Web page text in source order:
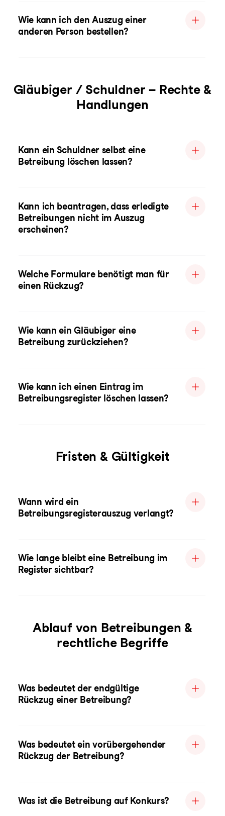
Wie kann ich den Auszug einer
anderen Person bestellen?
Gläubiger / Schuldner – Rechte &
Handlungen
Kann ein Schuldner selbst eine
Betreibung löschen lassen?
Kann ich beantragen, dass erledigte
Betreibungen nicht im Auszug
erscheinen?
Welche Formulare benötigt man für
einen Rückzug?
Wie kann ein Gläubiger eine
Betreibung zurückziehen?
Wie kann ich einen Eintrag im
Betreibungsregister löschen lassen?
Fristen & Gültigkeit
Wann wird ein
Betreibungsregisterauszug verlangt?
Wie lange bleibt eine Betreibung im
Register sichtbar?
Ablauf von Betreibungen &
rechtliche Begriffe
Was bedeutet der endgültige
Rückzug einer Betreibung?
Was bedeutet ein vorübergehender
Rückzug der Betreibung?
Was ist die Betreibung auf Konkurs?